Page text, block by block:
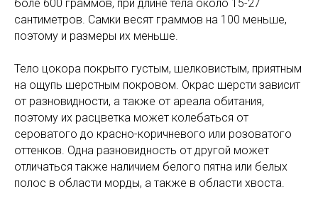
боле 600 граммов, при длине тела около 15-27
сантиметров. Самки весят граммов на 100 меньше,
поэтому и размеры их меньше.
Тело цокора покрыто густым, шелковистым, приятным
на ощупь шерстным покровом. Окрас шерсти зависит
от разновидности, а также от ареала обитания,
поэтому их расцветка может колебаться от
сероватого до красно-коричневого или розоватого
оттенков. Одна разновидность от другой может
отличаться также наличием белого пятна или белых
полос в области морды, а также в области хвоста.